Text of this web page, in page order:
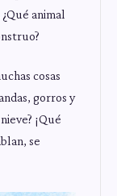
animal
cosas
gorros y
¡Qué
se